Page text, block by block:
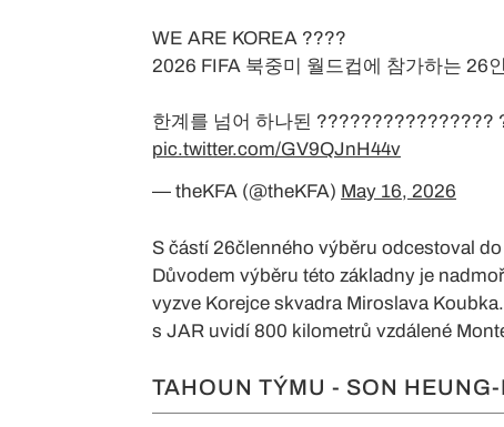
WE ARE KOREA ????
2026 FIFA 북중미 월드컵에 참가하는 26
한계를 넘어 하나된 ????????????????
pic.twitter.com/GV9QJnH44v
— theKFA (@theKFA) May 16, 2026
S částí 26členného výběru odcestoval
Důvodem výběru této základny je
vyzve Korejce skvadra Miroslava
s JAR uvidí 800 kilometrů vzdálené
TAHOUN TÝMU - SON HEUNG-